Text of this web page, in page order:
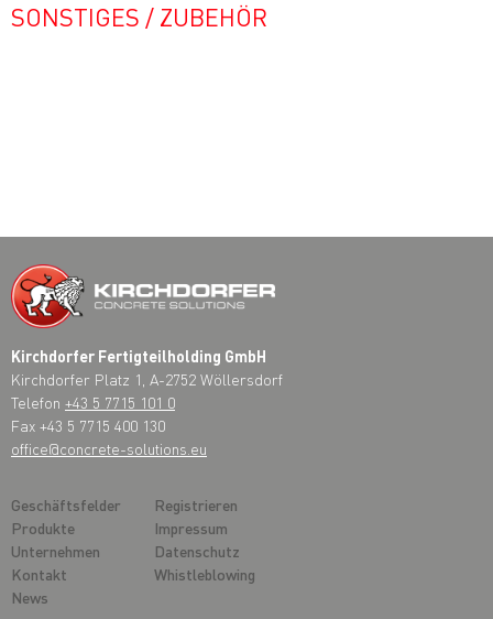
SONSTIGES / ZUBEHÖR
Kirchdorfer Fertigteilholding GmbH
Kirchdorfer Platz 1, A-2752 Wöllersdorf
Telefon +43 5 7715 101 0
Fax +43 5 7715 400 130
office@concrete-solutions.eu
Geschäftsfelder
Produkte
Unternehmen
Kontakt
News
Registrieren
Impressum
Datenschutz
Whistleblowing